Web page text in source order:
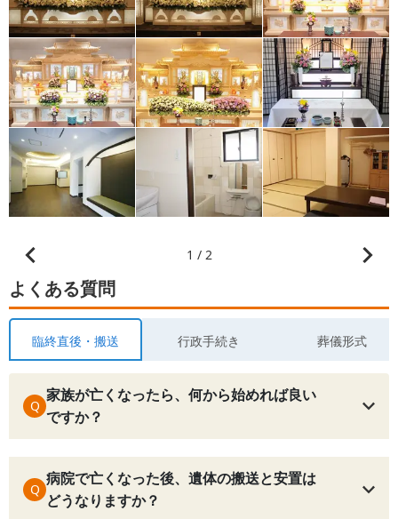
1 / 2
よくある質問
臨終直後・搬送 行政手続き 葬儀形式
Q
家族が亡くなったら、何から始めれば良い
ですか？
Q
病院で亡くなった後、遺体の搬送と安置は
どうなりますか？